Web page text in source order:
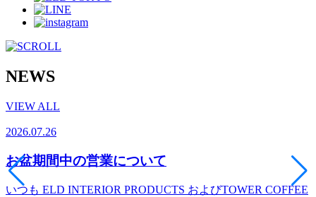
NEWS
VIEW ALL
2026.07.26
お盆期間中の営業について
いつも ELD INTERIOR PRODUCTS およびTOWER COFFEE